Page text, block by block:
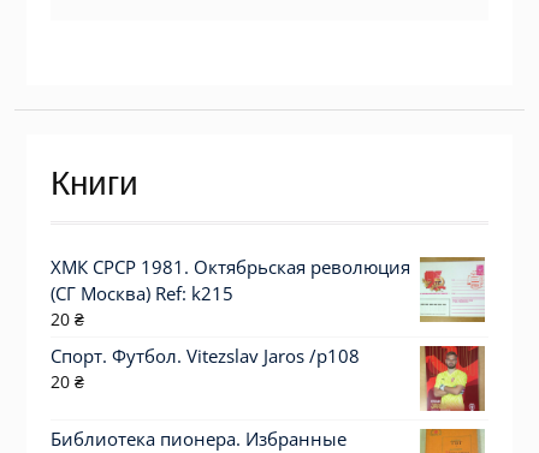
Книги
ХМК СРСР 1981. Октябрьская революция
(СГ Москва) Ref: k215
20 ₴
Спорт. Футбол. Vitezslav Jaros /p108
20 ₴
Библиотека пионера. Избранные